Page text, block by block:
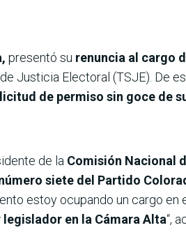
presentó su renuncia al cargo
Justicia Electoral (TSJE). De
de permiso sin goce de
de la Comisión Nacional
siete del Partido
estoy ocupando un cargo en
en la Cámara Alta“,